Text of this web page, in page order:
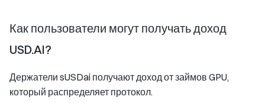
Как пользователи могут получать доход
USD.AI?
Держатели sUSDai получают доход от займов GPU,
который распределяет протокол.